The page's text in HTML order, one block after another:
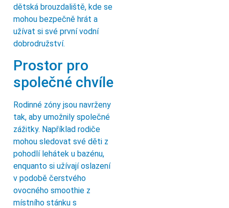
dětská brouzdaliště, kde se
mohou bezpečně hrát a
užívat si své první vodní
dobrodružství.
Prostor pro
společné chvíle
Rodinné zóny jsou navrženy
tak, aby umožnily společné
zážitky. Například rodiče
mohou sledovat své děti z
pohodlí lehátek u bazénu,
enquanto si užívají oslazení
v podobě čerstvého
ovocného smoothie z
místního stánku s